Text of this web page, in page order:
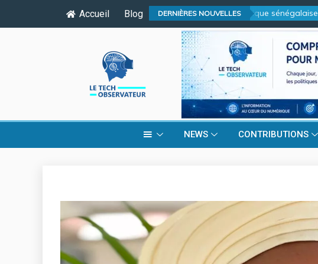
Accueil Blog DERNIÈRES NOUVELLES
de conduire le débat sur l’avenir de l’économie numérique sénégalaise 04
NEWS CONTRIBUTIONS